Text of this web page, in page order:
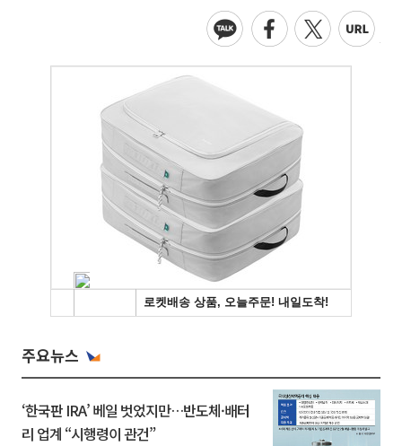
주요뉴스
‘한국판 IRA’ 베일 벗었지만…반도체·배터
리 업계 “시행령이 관건”